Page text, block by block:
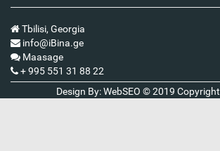
Tbilisi, Georgia
info@iBina.ge
Maasage
+ 995 551 31 88 22
Design By: WebSEO © 2019 Copyright